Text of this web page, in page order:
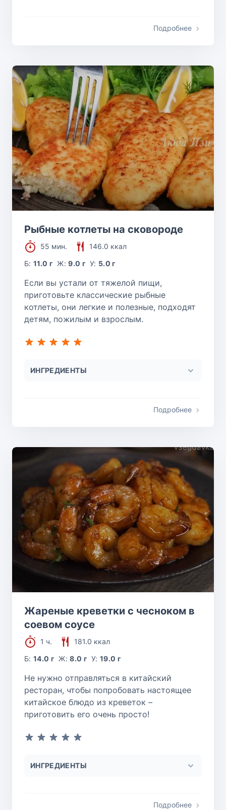
Подробнее
Рыбные котлеты на сковороде
55 мин.
146.0 ккал
Б:11.0 г Ж:9.0 г У: 5.0 г
Если вы устали от тяжелой пищи,
приготовьте классические рыбные
котлеты, они легкие и полезные, подходят
детям, пожилым и взрослым.
ИНГРЕДИЕНТЫ
Подробнее
Жареные креветки с чесноком в
соевом соусе
1 ч.
181.0 ккал
Б:14.0 г Ж:8.0 г У:19.0 г
Не нужно отправляться в китайский
ресторан, чтобы попробовать настоящее
китайское блюдо из креветок –
приготовить его очень просто!
ИНГРЕДИЕНТЫ
Подробнее